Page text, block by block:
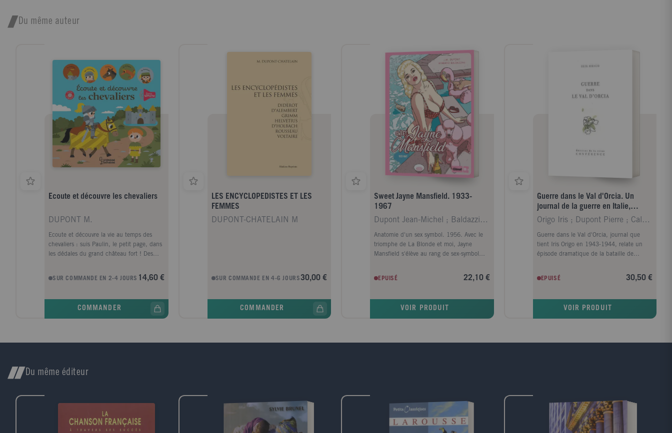
Du même auteur
Ecoute et découvre les chevaliers
DUPONT M.
Ecoute et découvre la vie au temps des
chevaliers : suis Paulin, le petit page, dans
les dédales du grand château fort ! Des
chaque page, l'enfant écoute l'histoire et
SUR COMMANDE EN 2-4 JOURS 14,60 €
COMMANDER
LES ENCYCLOPEDISTES ET LES
FEMMES
DUPONT-CHATELAIN M
SUR COMMANDE EN 4-6 JOURS30,00 €
COMMANDER
Sweet Jayne Mansfield. 1933-
1967
Dupont Jean-Michel ; Baldazzini J. M.
Anatomie d'un sex symbol. 1956. Avec le
triomphe de La Blonde et moi, Jayne
Mansfield s'élève au rang de sex-symbol
qui se rêve en nouvelle Marilyn, tous les
commun. Quand elle épouse Mickey
Hargitay, alias Monsieur Univers, et qu'elle
rondeurs dans des films et des cabarets au
rabais, cherchant désespérément le
pygmalion qui relancera sa carrière, Jayne
EPUISÉ 22,10 €
VOIR PRODUIT
Guerre dans le Val d'Orcia. Un
journal de la guerre en Italie,
1943-1944
Origo Iris ; Dupont Pierre ; Calamandrei Piero ; M
Guerre dans le Val d'Orcia, journal que
tient Iris Origo en 1943-1944, relate un
épisode dramatique de la bataille de
domaine de La Foce en Toscane des
enfants réfugiés des villes du nord prises
propriété même, et il lui faut conduire les
enfants en lieu sûr, alors que la bataille fait
quotidien saisi sur le vif offre, dans sa
fraîcheur, un contraste saisissant avec la
gravité des événements. Au coeur de la
EPUISÉ 30,50 €
VOIR PRODUIT
Du même éditeur